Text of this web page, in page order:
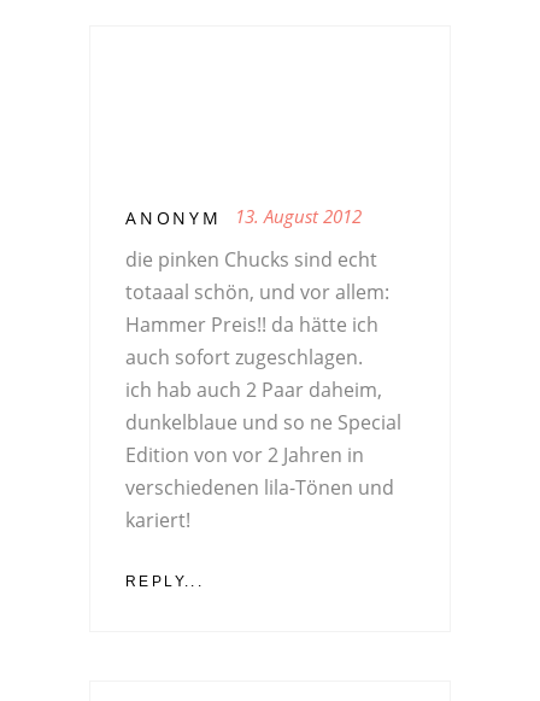
ANONYM 13. August 2012
die pinken Chucks sind echt
totaaal schön, und vor allem:
Hammer Preis!! da hätte ich
auch sofort zugeschlagen.
ich hab auch 2 Paar daheim,
dunkelblaue und so ne Special
Edition von vor 2 Jahren in
verschiedenen lila-Tönen und
kariert!
REPLY...